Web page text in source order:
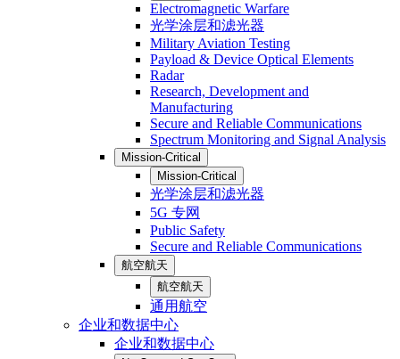
Electromagnetic Warfare
光学涂层和滤光器
Military Aviation Testing
Payload & Device Optical Elements
Radar
Research, Development and
Manufacturing
Secure and Reliable Communications
Spectrum Monitoring and Signal Analysis
Mission-Critical
Mission-Critical
光学涂层和滤光器
5G 专网
Public Safety
Secure and Reliable Communications
航空航天
航空航天
通用航空
企业和数据中心
企业和数据中心